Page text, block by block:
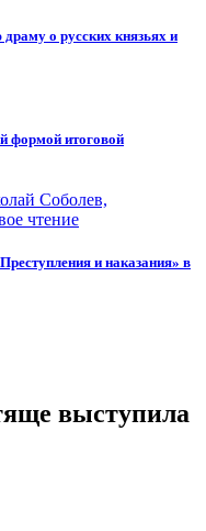
о русских князьях и
формой итоговой
и наказания» в
выступила